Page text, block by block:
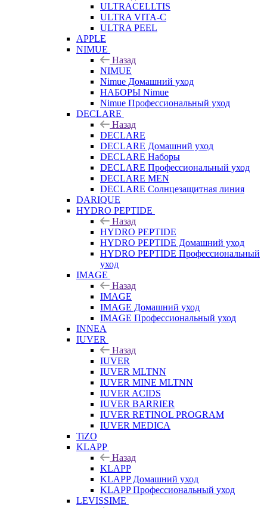
ULTRACELLTIS
ULTRA VITA-C
ULTRA PEEL
APPLE
NIMUE
Назад
NIMUE
Nimue Домашний уход
НАБОРЫ Nimue
Nimue Профессиональный уход
DECLARE
Назад
DECLARE
DECLARE Домашний уход
DECLARE Наборы
DECLARE Профессиональный уход
DECLARE MEN
DECLARE Солнцезащитная линия
DARIQUE
HYDRO PEPTIDE
Назад
HYDRO PEPTIDE
HYDRO PEPTIDE Домашний уход
HYDRO PEPTIDE Профессиональный
уход
IMAGE
Назад
IMAGE
IMAGE Домашний уход
IMAGE Профессиональный уход
INNEA
IUVER
Назад
IUVER
IUVER MLTNN
IUVER MINE MLTNN
IUVER ACIDS
IUVER BARRIER
IUVER RETINOL PROGRAM
IUVER MEDICA
TiZO
KLAPP
Назад
KLAPP
KLAPP Домашний уход
KLAPP Профессиональный уход
LEVISSIME